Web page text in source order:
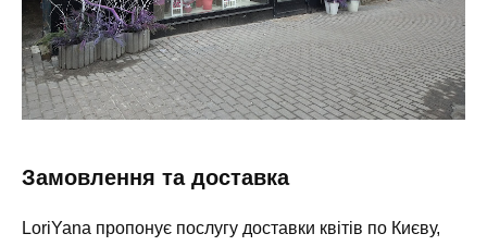
Замовлення та доставка
LoriYana пропонує послугу доставки квітів по Києву,